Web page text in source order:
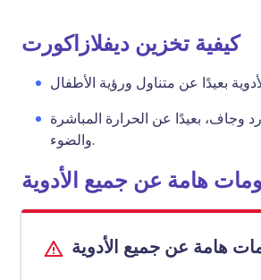
كيفية تخزين ديفلازاكورت
وجاف، بعيدًا عن الحرارة المباشرة
والضوء.
هامة عن جميع الأدوية
هامة عن جميع الأدوية